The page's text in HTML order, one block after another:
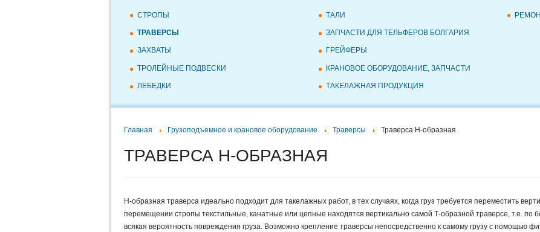
СТРОПЫ
ТРАВЕРСЫ
ЗАХВАТЫ
ТРОЛЕЙНЫЕ ПОДВЕСКИ
ЛЕБЕДКИ
ТАЛИ
ЗАПЧАСТИ ДЛЯ ТЕЛЬФЕРОВ БОЛГАРИЯ
ГРЕЙФЕРЫ
КРАНОВОЕ ОБОРУДОВАНИЕ, ЗАПЧАСТИ
ТАКЕЛАЖНАЯ ПРОДУКЦИЯ
Главная Грузоподъемное и крановое оборудование Траверсы Траверса Н-образная
ТРАВЕРСА Н-ОБРАЗНАЯ
Н-образная траверса идеально подходит для такелажных работ, в тех случаях, когда груз требуется переместить
перемещении стропы текстильные, канатные или цепные находятся вертикально самой Т-образной траверсе, т.е. по
всякая вероятность повреждения груза. Возможно крепление траверсы непосредственно к самому грузу с помощью